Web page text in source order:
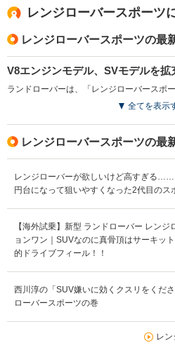
レンジローバースポーツ
レンジローバースポーツの最
V8エンジンモデル、SVモデルを拡
全てを表示
レンジローバースポーツの最
レンジローバーが欲しいけど高すぎる
円台になって狙いやすくなった2代目のス
【海外試乗】新型 ランドローバー レン
ョンワン｜SUVなのに真骨頂はサーキッ
的ドライブフィール！！
西川淳の「SUV嫌いに効くクスリをくだ
ローバースポーツの巻
レ